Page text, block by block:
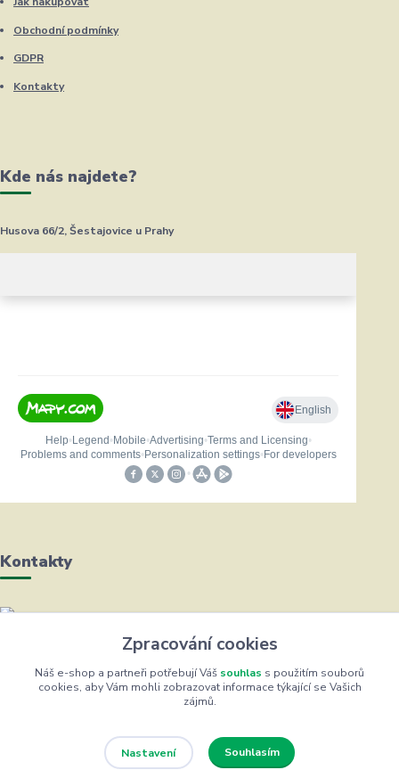
Obchodní podmínky
GDPR
Kontakty
Kde nás najdete?
Husova 66/2, Šestajovice u Prahy
Kontakty
Helena Bayerová
+420 604 711 491
(Po-Čt, 8-16 hod.)
Zpracování cookies
Náš e-shop a partneři potřebují Váš souhlas s použitím souborů
cookies, aby Vám mohli zobrazovat informace týkající se Vašich
zájmů.
Nastavení Souhlasím